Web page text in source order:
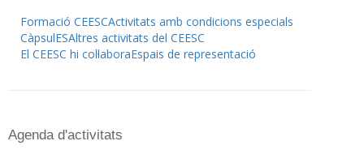
Formació CEESCActivitats amb condicions especials
CàpsulESAltres activitats del CEESC
El CEESC hi col·laboraEspais de representació
Agenda d'activitats